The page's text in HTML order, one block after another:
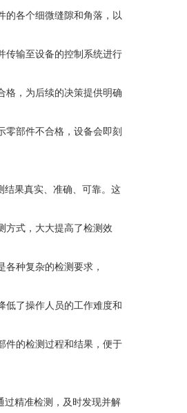
的各个细微缝隙和角落，以
传输至设备的控制系统进行
格，为后续的决策提供明确
零部件不合格，设备会即刻
结果真实、准确、可靠。这
方式，大大提高了检测效
种复杂的检测要求，
低了操作人员的工作难度和
件的检测过程和结果，便于
过精准检测，及时发现并解